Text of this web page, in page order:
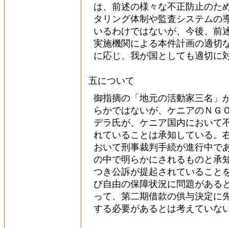
は、前述の様々な不正防止のた
タリング体制や監査システムの
いるわけではないが、今後、前
実施機関による本件計画の適切
に応じ、我が国としても適切に
五について
御指摘の「地元の活動家三名」
らかではないが、ケニアのＮＧ
デラ氏が、ケニア国内において
れていることは承知している。
おいて刑事裁判手続が進行中で
の中で明らかにされるものと承
つき公訴が提起されていること
び自由の保障状況に問題がある
って、第二期借款の供与決定に
する必要があるとは考えていな